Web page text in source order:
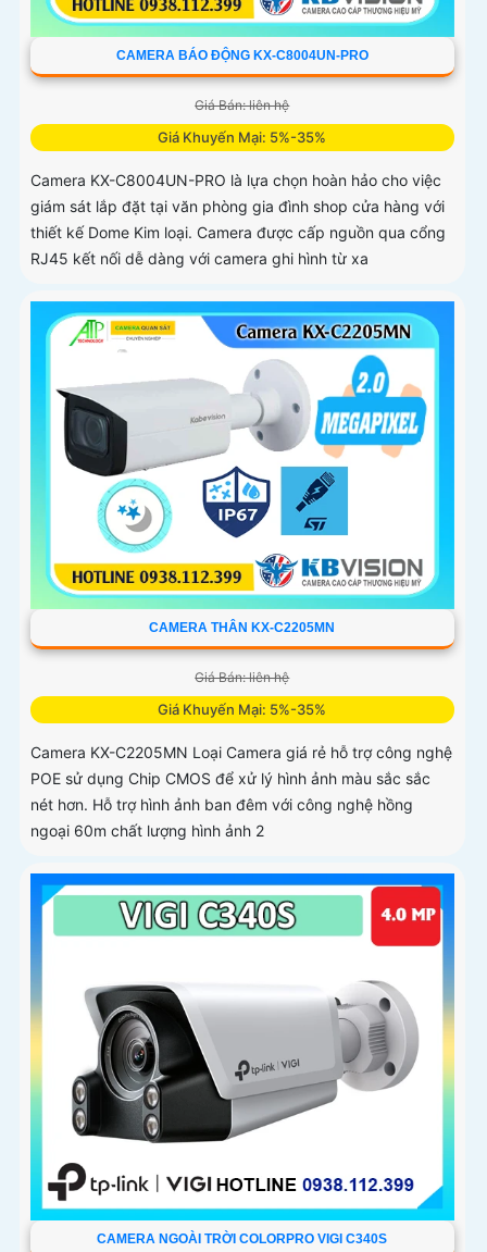
CAMERA BÁO ĐỘNG KX-C8004UN-PRO
Giá Bán: liên hệ
Giá Khuyến Mại: 5%-35%
Camera KX-C8004UN-PRO là lựa chọn hoàn hảo cho việc
giám sát lắp đặt tại văn phòng gia đình shop cửa hàng với
thiết kế Dome Kim loại. Camera được cấp nguồn qua cổng
RJ45 kết nối dễ dàng với camera ghi hình từ xa
CAMERA THÂN KX-C2205MN
Giá Bán: liên hệ
Giá Khuyến Mại: 5%-35%
Camera KX-C2205MN Loại Camera giá rẻ hỗ trợ công nghệ
POE sử dụng Chip CMOS để xử lý hình ảnh màu sắc sắc
nét hơn. Hỗ trợ hình ảnh ban đêm với công nghệ hồng
ngoại 60m chất lượng hình ảnh 2
CAMERA NGOÀI TRỜI COLORPRO VIGI C340S